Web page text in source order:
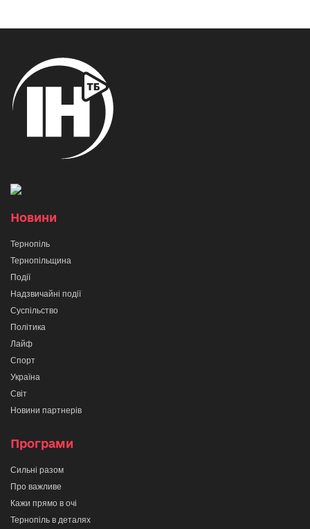
Новини
Тернопіль
Тернопільщина
Події
Надзвичайні події
Суспільство
Політика
Лайф
Спорт
Україна
Світ
Новини партнерів
Програми
Сильні разом
Про важливе
Кажи прямо в очі
Тернопіль в деталях